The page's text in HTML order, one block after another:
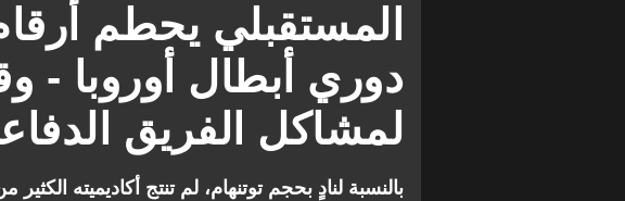
المستقبلي يحطم
دوري أبطال أوروبا -
لمشاكل الفريق
بالنسبة لنادٍ بحجم توتنهام، لم تنتج أكاديميته